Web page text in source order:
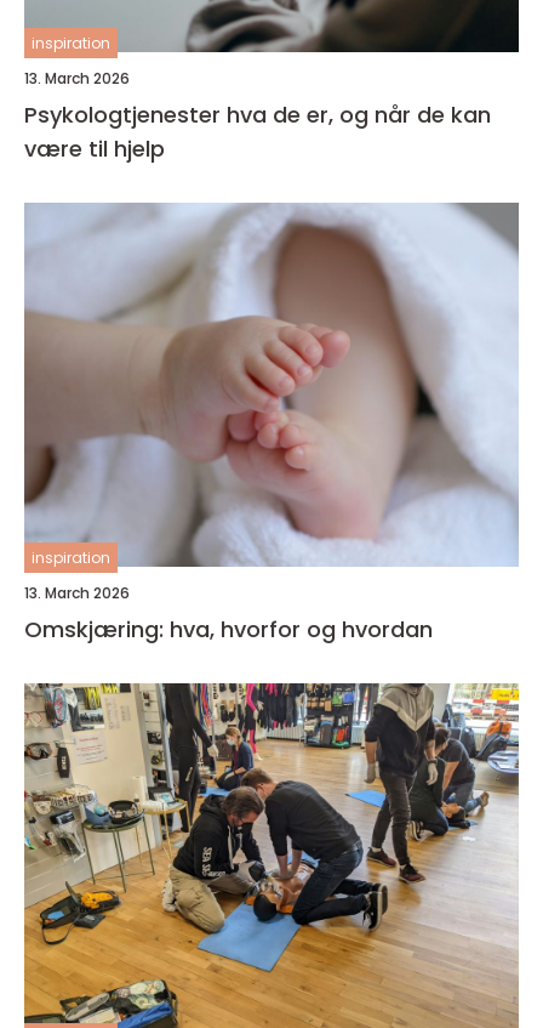
inspiration
13. March 2026
Psykologtjenester hva de er, og når de kan
være til hjelp
inspiration
13. March 2026
Omskjæring: hva, hvorfor og hvordan